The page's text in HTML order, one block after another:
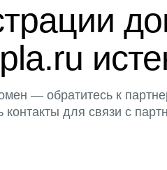
— обратитесь к
для связи с